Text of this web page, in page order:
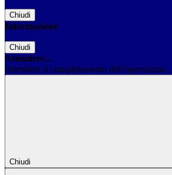
Chiudi
Informazione
Chiudi
Attendere...
Attendere il completamento dell'operazione...
Chiudi